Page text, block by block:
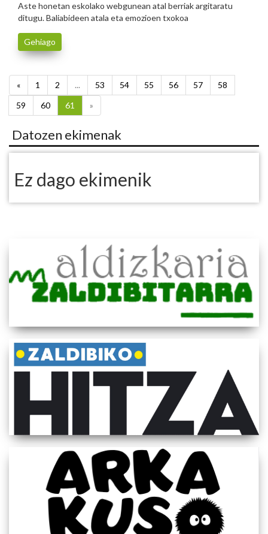
Aste honetan eskolako webgunean atal berriak argitaratu
ditugu. Baliabideen atala eta emozioen txokoa
Gehiago
« 1 2 ... 53 54 55 56 57
58
59
60 61 »
Datozen ekimenak
Ez dago ekimenik